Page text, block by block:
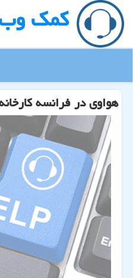
كمك
هواوی در فرانسه